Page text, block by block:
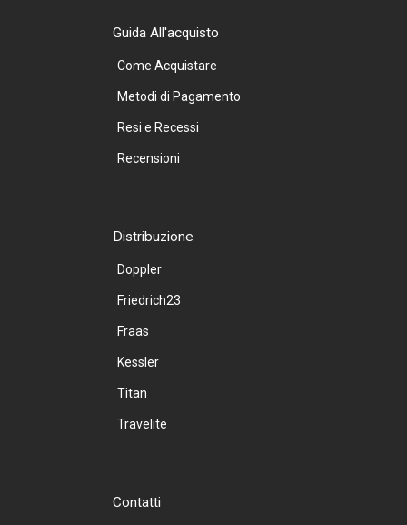
Guida All'acquisto
Come Acquistare
Metodi di Pagamento
Resi e Recessi
Recensioni
Distribuzione
Doppler
Friedrich23
Fraas
Kessler
Titan
Travelite
Contatti